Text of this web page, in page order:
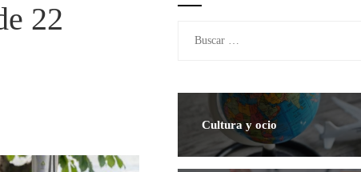
22
Cultura y ocio